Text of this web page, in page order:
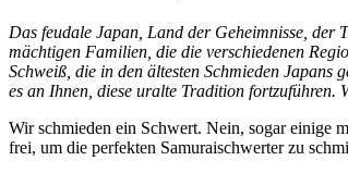
Das feudale Japan, Land der Geheimnisse, der
mächtigen Familien, die die verschiedenen
Schweiß, die in den ältesten Schmieden
es an Ihnen, diese uralte Tradition fortzuführen.
Wir schmieden ein Schwert. Nein, sogar einige
frei, um die perfekten Samuraischwerter zu